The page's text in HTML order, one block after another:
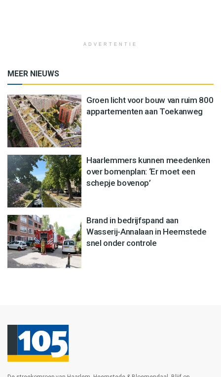
ADVERTENTIE
MEER NIEUWS
Groen licht voor bouw van ruim 800
appartementen aan Toekanweg
Haarlemmers kunnen meedenken
over bomenplan: ‘Er moet een
schepje bovenop’
Brand in bedrijfspand aan
Wasserij-Annalaan in Heemstede
snel onder controle